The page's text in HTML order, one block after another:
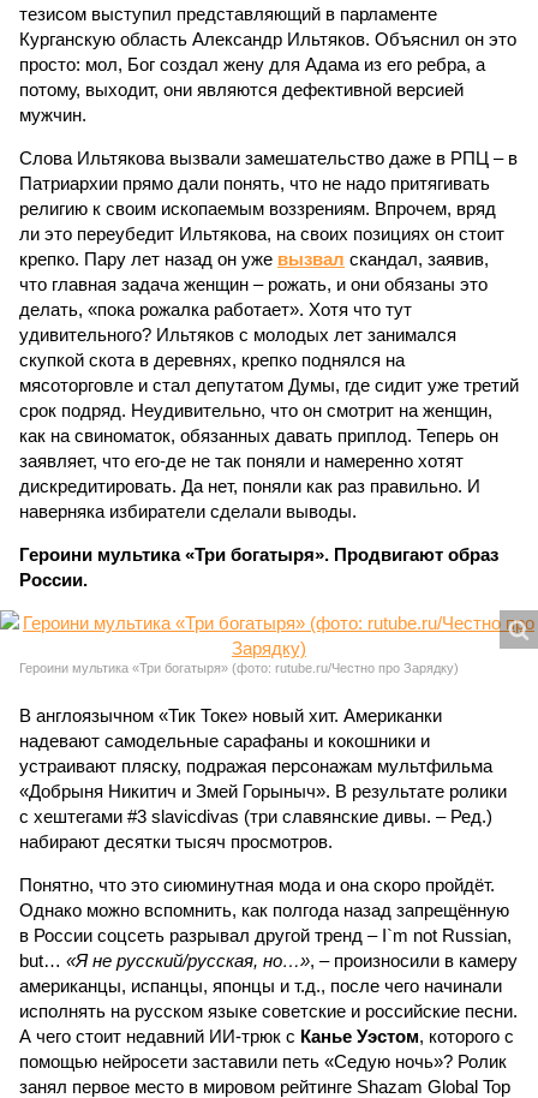
тезисом выступил представляющий в парламенте
Курганскую область Александр Ильтяков. Объяснил он это
просто: мол, Бог создал жену для Адама из его ребра, а
потому, выходит, они являются дефективной версией
мужчин.
Слова Ильтякова вызвали замешательство даже в РПЦ – в
Патриархии прямо дали понять, что не надо притягивать
религию к своим ископаемым воззрениям. Впрочем, вряд
ли это переубедит Ильтякова, на своих позициях он стоит
крепко. Пару лет назад он уже вызвал скандал, заявив,
что главная задача женщин – рожать, и они обязаны это
делать, «пока рожалка работает». Хотя что тут
удивительного? Ильтяков с молодых лет занимался
скупкой скота в деревнях, крепко поднялся на
мясоторговле и стал депутатом Думы, где сидит уже третий
срок подряд. Неудивительно, что он смотрит на женщин,
как на свиноматок, обязанных давать приплод. Теперь он
заявляет, что его-де не так поняли и намеренно хотят
дискредитировать. Да нет, поняли как раз правильно. И
наверняка избиратели сделали выводы.
Героини мультика «Три богатыря». Продвигают образ
России.
Героини мультика «Три богатыря» (фото: rutube.ru/Честно про Зарядку)
В англоязычном «Тик Токе» новый хит. Американки
надевают самодельные сарафаны и кокошники и
устраивают пляску, подражая персонажам мультфильма
«Добрыня Никитич и Змей Горыныч». В результате ролики
с хештегами #3 slavicdivas (три славянские дивы. – Ред.)
набирают десятки тысяч просмотров.
Понятно, что это сиюминутная мода и она скоро пройдёт.
Однако можно вспомнить, как полгода назад запрещённую
в России соцсеть разрывал другой тренд – I`m not Russian,
but… «Я не русский/русская, но…», – произносили в камеру
американцы, испанцы, японцы и т.д., после чего начинали
исполнять на русском языке советские и российские песни.
А чего стоит недавний ИИ-трюк с Канье Уэстом, которого с
помощью нейросети заставили петь «Седую ночь»? Ролик
занял первое место в мировом рейтинге Shazam Global Top